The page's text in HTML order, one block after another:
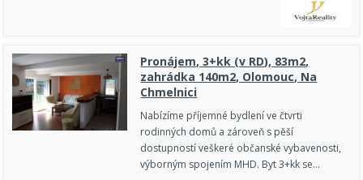
Pronájem, 3+kk (v RD), 83m2,
zahrádka 140m2, Olomouc, Na
Chmelnici
Nabízíme příjemné bydlení ve čtvrti
rodinných domů a zároveň s pěší
dostupností veškeré občanské vybavenosti,
výborným spojením MHD. Byt 3+kk se…